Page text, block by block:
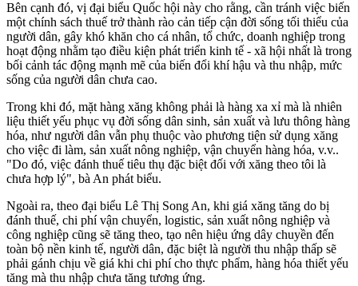
Bên cạnh đó, vị đại biểu Quốc hội này cho rằng, cần tránh việc biến
một chính sách thuế trở thành rào cản tiếp cận đời sống tối thiểu của
người dân, gây khó khăn cho cá nhân, tổ chức, doanh nghiệp trong
hoạt động nhằm tạo điều kiện phát triển kinh tế - xã hội nhất là trong
bối cảnh tác động mạnh mẽ của biến đổi khí hậu và thu nhập, mức
sống của người dân chưa cao.
Trong khi đó, mặt hàng xăng không phải là hàng xa xỉ mà là nhiên
liệu thiết yếu phục vụ đời sống dân sinh, sản xuất và lưu thông hàng
hóa, như người dân vẫn phụ thuộc vào phương tiện sử dụng xăng
cho việc đi làm, sản xuất nông nghiệp, vận chuyển hàng hóa, v.v..
"Do đó, việc đánh thuế tiêu thụ đặc biệt đối với xăng theo tôi là
chưa hợp lý", bà An phát biểu.
Ngoài ra, theo đại biểu Lê Thị Song An, khi giá xăng tăng do bị
đánh thuế, chi phí vận chuyển, logistic, sản xuất nông nghiệp và
công nghiệp cũng sẽ tăng theo, tạo nên hiệu ứng dây chuyền đến
toàn bộ nền kinh tế, người dân, đặc biệt là người thu nhập thấp sẽ
phải gánh chịu về giá khi chi phí cho thực phẩm, hàng hóa thiết yếu
tăng mà thu nhập chưa tăng tương ứng.